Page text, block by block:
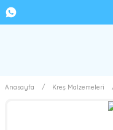
Anasayfa Kreş Malzemeleri